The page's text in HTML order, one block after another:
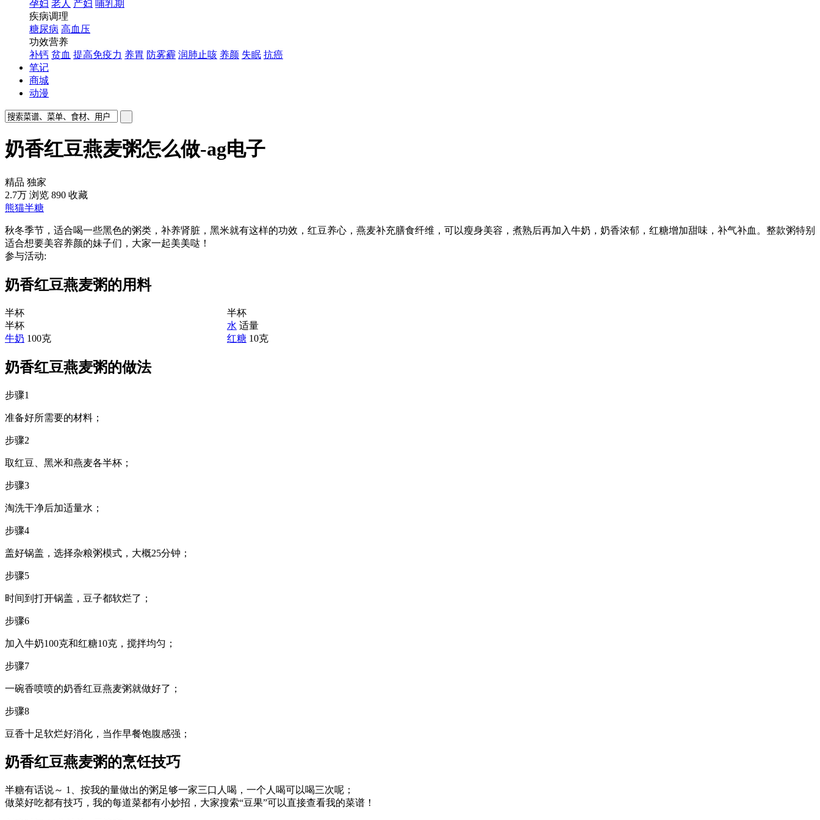
孕妇 老人 产妇 哺乳期
疾病调理
糖尿病 高血压
功效营养
补钙 贫血 提高免疫力 养胃 防雾霾 润肺止咳 养颜 失眠 抗癌
笔记
商城
动漫
奶香红豆燕麦粥怎么做-ag电子
精品 独家
2.7万 浏览 890 收藏
熊猫半糖
秋冬季节，适合喝一些黑色的粥类，补养肾脏，黑米就有这样的功效，红豆养心，燕麦补充膳食纤维，可以瘦身美容，煮熟后再加入牛奶，奶香浓郁，红糖增加甜味，补气补血。整款粥特别
适合想要美容养颜的妹子们，大家一起美美哒！
参与活动:
奶香红豆燕麦粥的用料
半杯
半杯
半杯
水 适量
牛奶 100克 红糖 10克
奶香红豆燕麦粥的做法
步骤1
准备好所需要的材料；
步骤2
取红豆、黑米和燕麦各半杯；
步骤3
淘洗干净后加适量水；
步骤4
盖好锅盖，选择杂粮粥模式，大概25分钟；
步骤5
时间到打开锅盖，豆子都软烂了；
步骤6
加入牛奶100克和红糖10克，搅拌均匀；
步骤7
一碗香喷喷的奶香红豆燕麦粥就做好了；
步骤8
豆香十足软烂好消化，当作早餐饱腹感强；
奶香红豆燕麦粥的烹饪技巧
半糖有话说～ 1、按我的量做出的粥足够一家三口人喝，一个人喝可以喝三次呢；
做菜好吃都有技巧，我的每道菜都有小妙招，大家搜索“豆果”可以直接查看我的菜谱！